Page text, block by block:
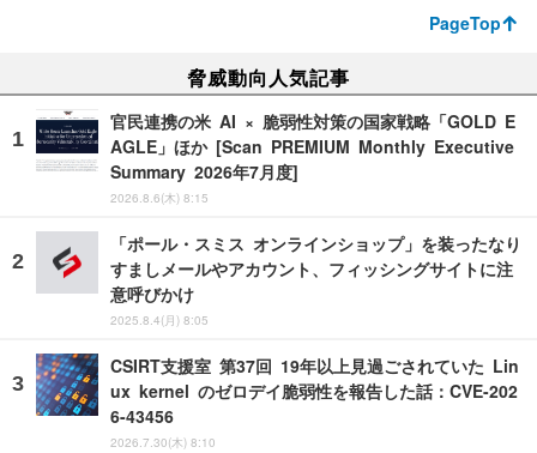
PageTop
脅威動向人気記事
官民連携の米 AI × 脆弱性対策の国家戦略「GOLD E
AGLE」ほか [Scan PREMIUM Monthly Executive
Summary 2026年7月度]
2026.8.6(木) 8:15
「ポール・スミス オンラインショップ」を装ったなり
すましメールやアカウント、フィッシングサイトに注
意呼びかけ
2025.8.4(月) 8:05
CSIRT支援室 第37回 19年以上見過ごされていた Lin
ux kernel のゼロデイ脆弱性を報告した話：CVE-202
6-43456
2026.7.30(木) 8:10